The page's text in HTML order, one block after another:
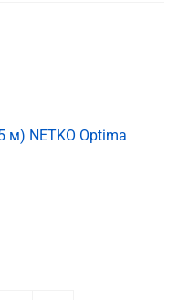
м) NETKO Optima